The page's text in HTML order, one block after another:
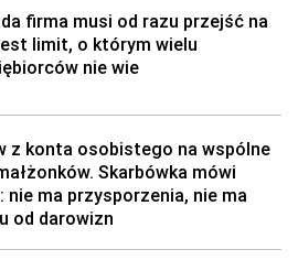
firma musi od razu przejść na
limit, o którym wielu
nie wie
z konta osobistego na wspólne
Skarbówka mówi
nie ma przysporzenia, nie ma
od darowizn